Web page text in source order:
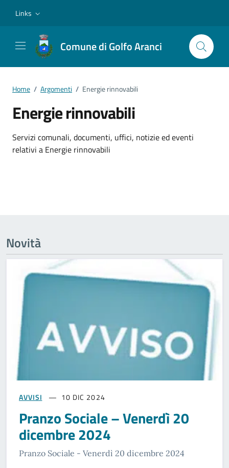
Links
Comune di Golfo Aranci
Home / Argomenti / Energie rinnovabili
Energie rinnovabili
Dettagli dell'argomento
Servizi comunali, documenti, uffici, notizie ed eventi
relativi a Energie rinnovabili
Novità
AVVISI 10 DIC 2024
Pranzo Sociale – Venerdì 20
dicembre 2024
Pranzo Sociale - Venerdì 20 dicembre 2024